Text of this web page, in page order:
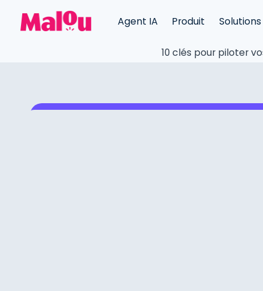
Agent IA Produit Solutions
10 clés pour piloter